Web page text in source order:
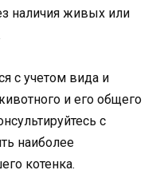
наличия живых или
с учетом вида и
и его общего
с
наиболее
котенка.